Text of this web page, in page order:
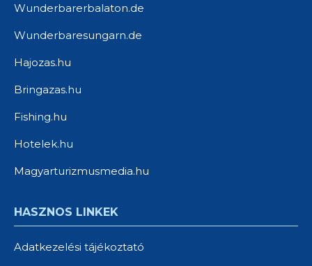
Wunderbarerbalaton.de
Wunderbaresungarn.de
Hajozas.hu
Bringazas.hu
Fishing.hu
Hotelek.hu
Magyarturizmusmedia.hu
HASZNOS LINKEK
Adatkezelési tájékoztató